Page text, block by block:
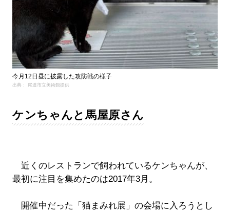
今月12日昼に披露した攻防戦の様子
出典： 尾道市立美術館提供
ケンちゃんと馬屋原さん
近くのレストランで飼われているケンちゃんが、
最初に注目を集めたのは2017年3月。
開催中だった「猫まみれ展」の会場に入ろうとし